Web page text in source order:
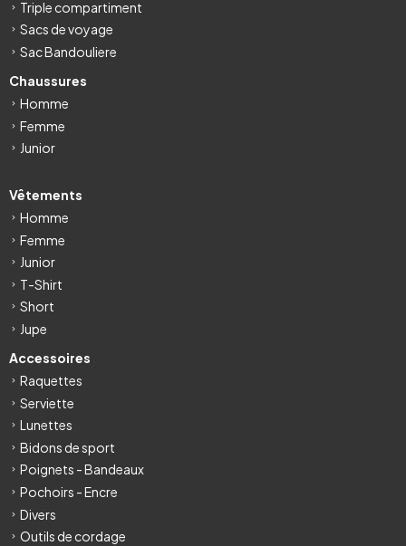
Triple compartiment
Sacs de voyage
Sac Bandouliere
Chaussures
Homme
Femme
Junior
Vêtements
Homme
Femme
Junior
T-Shirt
Short
Jupe
Accessoires
Raquettes
Serviette
Lunettes
Bidons de sport
Poignets - Bandeaux
Pochoirs - Encre
Divers
Outils de cordage